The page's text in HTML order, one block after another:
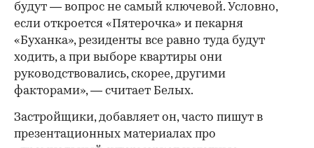
будут — вопрос не самый ключевой. Условно,
если откроется «Пятерочка» и пекарня
«Буханка», резиденты все равно туда будут
ходить, а при выборе квартиры они
руководствовались, скорее, другими
факторами», — считает Белых.
Застройщики, добавляет он, часто пишут в
презентационных материалах про